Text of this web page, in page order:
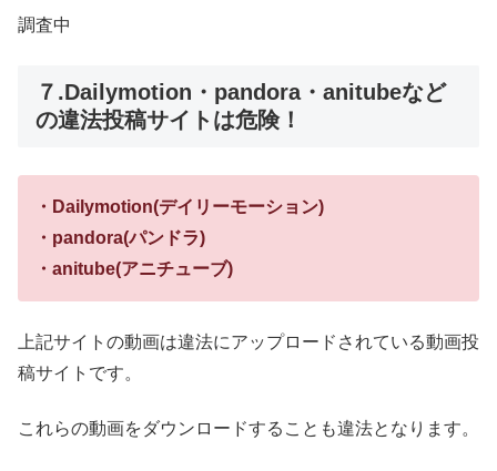
調査中
７.Dailymotion・pandora・anitubeなど
の違法投稿サイトは危険！
・Dailymotion(デイリーモーション)
・pandora(パンドラ)
・anitube(アニチューブ)
上記サイトの動画は違法にアップロードされている動画投
稿サイトです。
これらの動画をダウンロードすることも違法となります。